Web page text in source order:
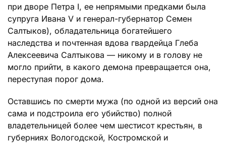
при дворе Петра I, ее непрямыми предками была
супруга Ивана V и генерал-губернатор Семен
Салтыков), обладательница богатейшего
наследства и почтенная вдова гвардейца Глеба
Алексеевича Салтыкова — никому и в голову не
могло прийти, в какого демона превращается она,
переступая порог дома.
Оставшись по смерти мужа (по одной из версий она
сама и подстроила его убийство) полной
владетельницей более чем шестисот крестьян, в
губерниях Вологодской, Костромской и